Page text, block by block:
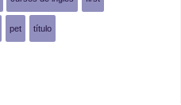
pet título